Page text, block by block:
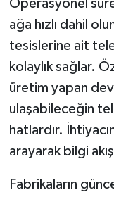
Operasyonel
ağa hızlı dahil
tesislerine ait
kolaylık sağlar.
üretim yapan
ulaşabileceğin
hatlardır.
arayarak bilgi
Fabrikaların